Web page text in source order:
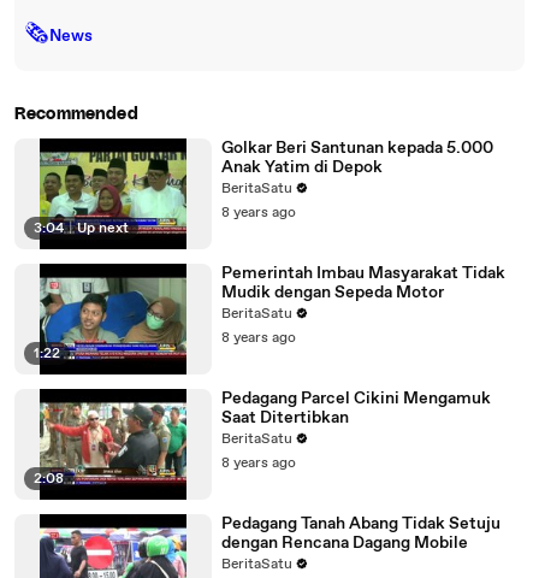
🗞News
Recommended
3:04 | Up next
Golkar Beri Santunan kepada 5.000
Anak Yatim di Depok
BeritaSatu
8 years ago
1:22
Pemerintah Imbau Masyarakat Tidak
Mudik dengan Sepeda Motor
BeritaSatu
8 years ago
2:08
Pedagang Parcel Cikini Mengamuk
Saat Ditertibkan
BeritaSatu
8 years ago
Pedagang Tanah Abang Tidak Setuju
dengan Rencana Dagang Mobile
BeritaSatu